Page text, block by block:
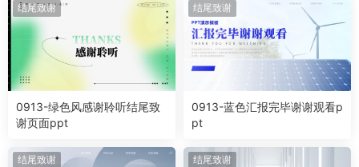
结尾致谢
0913-绿色风感谢聆听结尾致
谢页面ppt
结尾致谢
0913-蓝色汇报完毕谢谢观看p
pt
结尾致谢 结尾致谢